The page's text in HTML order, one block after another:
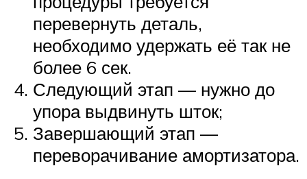
перевернуть деталь,
необходимо удержать её так не
более 6 сек.
Следующий этап — нужно до
упора выдвинуть шток;
Завершающий этап —
переворачивание амортизатора.